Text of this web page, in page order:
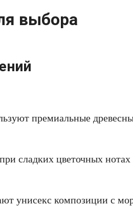
выбора
премиальные
сладких цветочных
унисекс композиции с